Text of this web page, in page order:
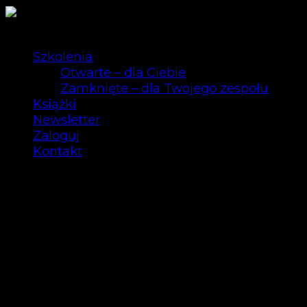
Szkolenia
Otwarte – dla Ciebie
Zamknięte – dla Twojego zespołu
Książki
Newsletter
Zaloguj
Kontakt